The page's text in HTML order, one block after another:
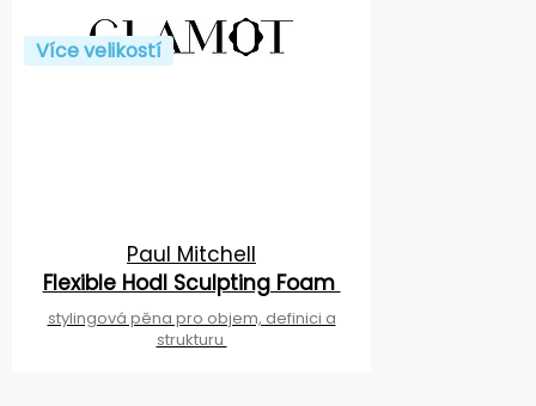
Více velikostí
Paul Mitchell
Flexible Hodl Sculpting Foam
stylingová pěna pro objem, definici a
strukturu